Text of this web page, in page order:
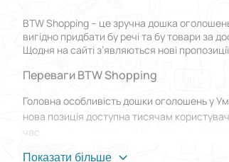
BTW Shopping – це зручна дошка
вигідно придбати бу речі та бу товари за
Щодня на сайті з’являються нові
Переваги BTW Shopping
Головна особливість дошки оголошень у
нова позиція доступна тисячам
час.
Для новачків передбачений розділ FAQ,
Показати більше